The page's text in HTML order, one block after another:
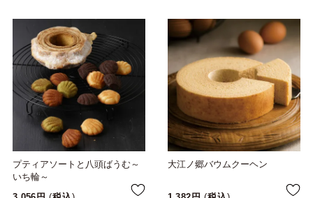
プティアソートと八頭ばうむ～
いち輪～
大江ノ郷バウムクーヘン